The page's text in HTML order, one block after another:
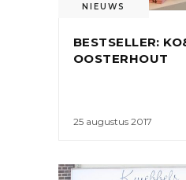
NIEUWS
BESTSELLER:
OOSTERHOUT
25 augustus 2017